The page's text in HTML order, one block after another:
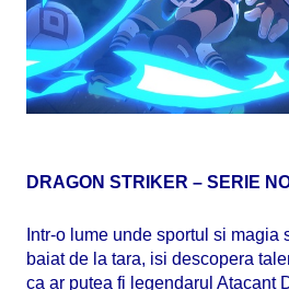
DRAGON STRIKER – SERIE
Intr-o lume unde sportul si magia
baiat de la tara, isi descopera
ca ar putea fi legendarul Atacant